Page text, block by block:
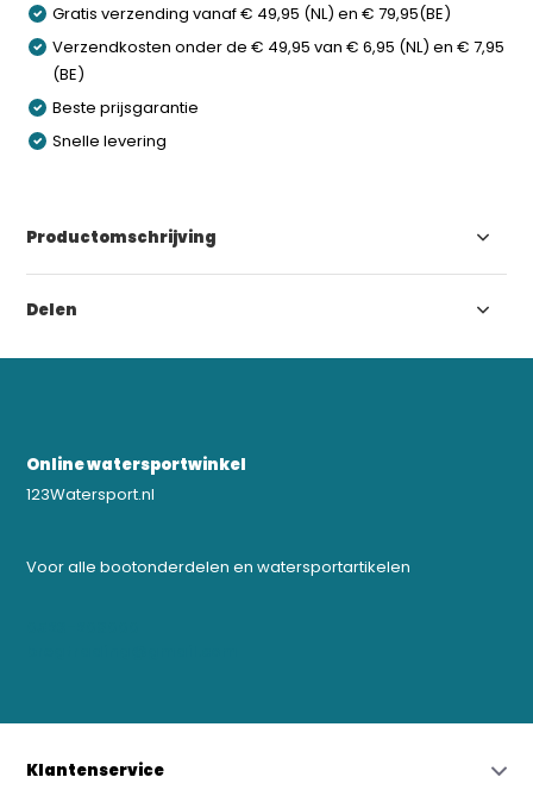
Gratis verzending vanaf € 49,95 (NL) en € 79,95(BE)
Verzendkosten onder de € 49,95 van € 6,95 (NL) en € 7,95
(BE)
Beste prijsgarantie
Snelle levering
Productomschrijving
Delen
Online watersportwinkel
123Watersport.nl
Voor alle bootonderdelen en watersportartikelen
Klantenservice